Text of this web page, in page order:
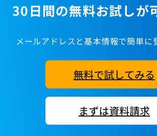
30日間の無料お試しが
メールアドレスと基本情報で簡単に
無料で試してみる
まずは資料請求